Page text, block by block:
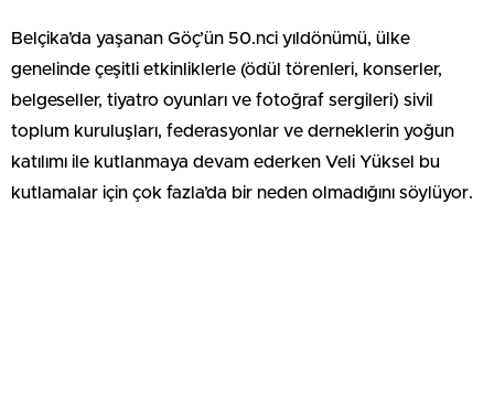
Belçika’da yaşanan Göç’ün 50.nci yıldönümü, ülke
genelinde çeşitli etkinliklerle (ödül törenleri, konserler,
belgeseller, tiyatro oyunları ve fotoğraf sergileri) sivil
toplum kuruluşları, federasyonlar ve derneklerin yoğun
katılımı ile kutlanmaya devam ederken Veli Yüksel bu
kutlamalar için çok fazla’da bir neden olmadığını söylüyor.